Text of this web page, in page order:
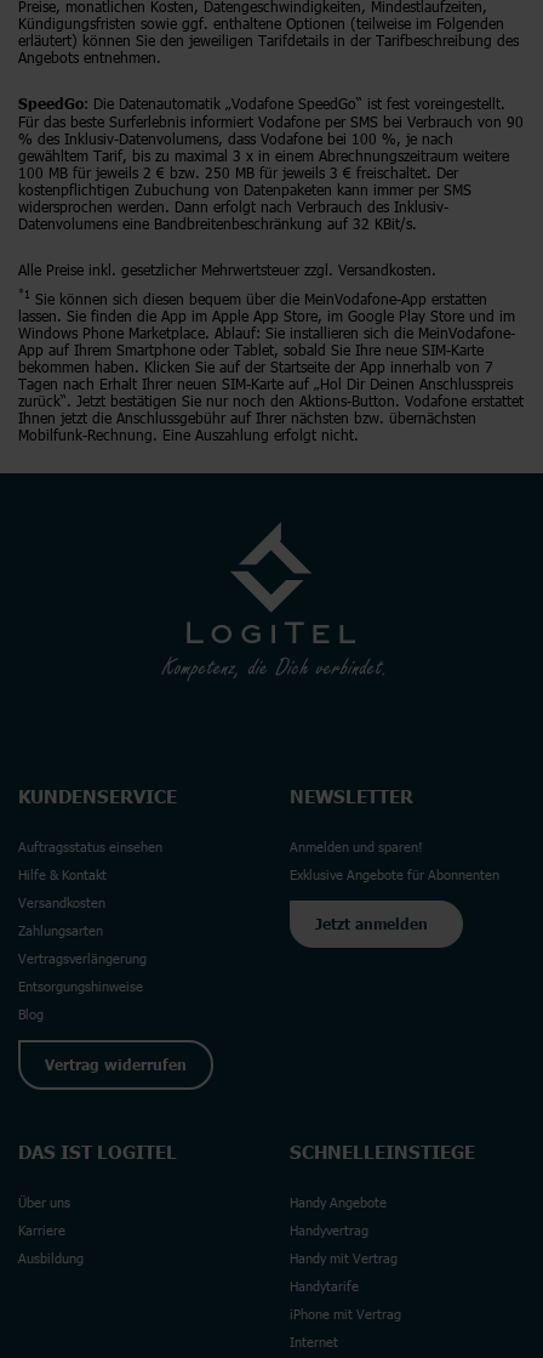
Preise, monatlichen Kosten, Datengeschwindigkeiten, Mindestlaufzeiten,
Kündigungsfristen sowie ggf. enthaltene Optionen (teilweise im Folgenden
erläutert) können Sie den jeweiligen Tarifdetails in der Tarifbeschreibung des
Angebots entnehmen.
SpeedGo: Die Datenautomatik „Vodafone SpeedGo“ ist fest voreingestellt.
Für das beste Surferlebnis informiert Vodafone per SMS bei Verbrauch von 90
% des Inklusiv-Datenvolumens, dass Vodafone bei 100 %, je nach
gewähltem Tarif, bis zu maximal 3 x in einem Abrechnungszeitraum weitere
100 MB für jeweils 2 € bzw. 250 MB für jeweils 3 € freischaltet. Der
kostenpflichtigen Zubuchung von Datenpaketen kann immer per SMS
widersprochen werden. Dann erfolgt nach Verbrauch des Inklusiv-
Datenvolumens eine Bandbreitenbeschränkung auf 32 KBit/s.
Alle Preise inkl. gesetzlicher Mehrwertsteuer zzgl. Versandkosten.
*1 Sie können sich diesen bequem über die MeinVodafone-App erstatten
lassen. Sie finden die App im Apple App Store, im Google Play Store und im
Windows Phone Marketplace. Ablauf: Sie installieren sich die MeinVodafone-
App auf Ihrem Smartphone oder Tablet, sobald Sie Ihre neue SIM-Karte
bekommen haben. Klicken Sie auf der Startseite der App innerhalb von 7
Tagen nach Erhalt Ihrer neuen SIM-Karte auf „Hol Dir Deinen Anschlusspreis
zurück“. Jetzt bestätigen Sie nur noch den Aktions-Button. Vodafone erstattet
Ihnen jetzt die Anschlussgebühr auf Ihrer nächsten bzw. übernächsten
Mobilfunk-Rechnung. Eine Auszahlung erfolgt nicht.
KUNDENSERVICE
Auftragsstatus einsehen
Hilfe & Kontakt
Versandkosten
Zahlungsarten
Vertragsverlängerung
Entsorgungshinweise
Blog
Vertrag widerrufen
NEWSLETTER
Anmelden und sparen!
Exklusive Angebote für Abonnenten
Jetzt anmelden
DAS IST LOGITEL
Über uns
Karriere
Ausbildung
SCHNELLEINSTIEGE
Handy Angebote
Handyvertrag
Handy mit Vertrag
Handytarife
iPhone mit Vertrag
Internet